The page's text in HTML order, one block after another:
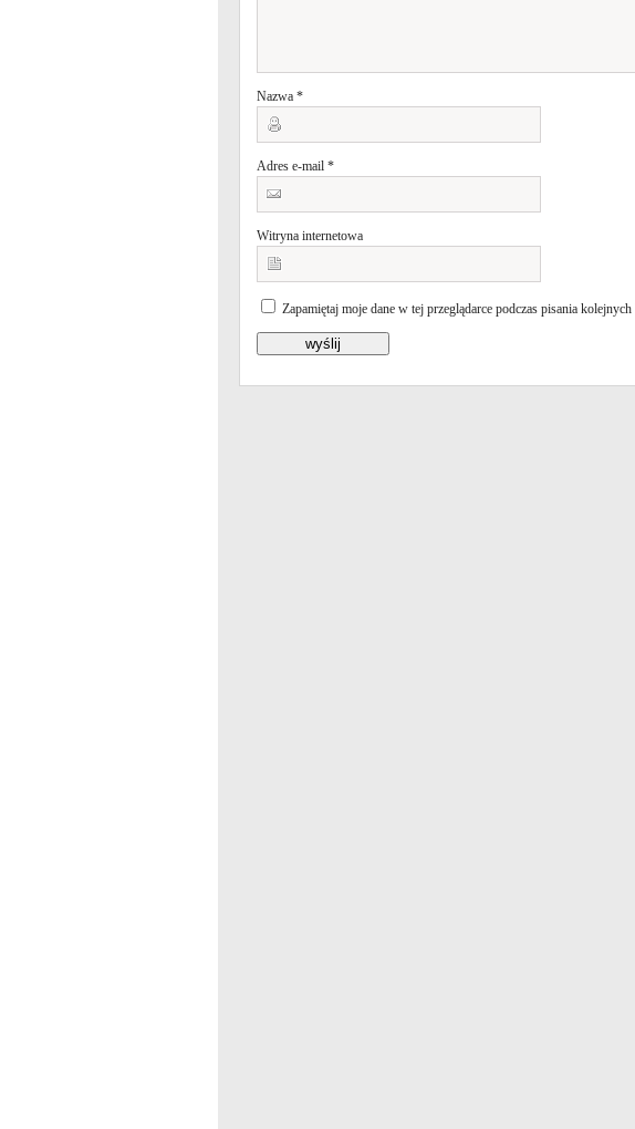
Nazwa *
Adres e-mail *
Witryna internetowa
Zapamiętaj moje dane w tej przeglądarce podczas pisania kolejnych